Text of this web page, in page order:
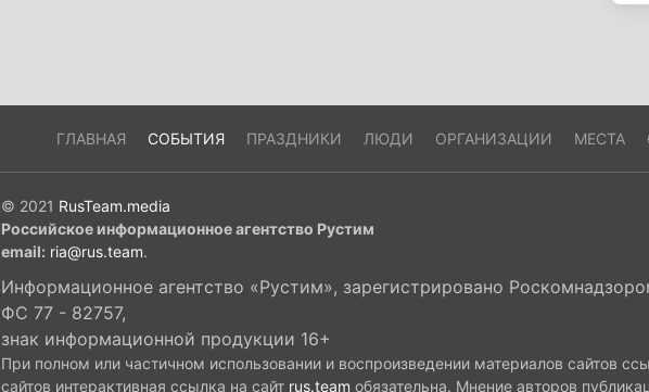
ГЛАВНАЯ СОБЫТИЯ ПРАЗДНИКИ ЛЮДИ ОРГАНИЗАЦИИ МЕСТА
© 2021 RusTeam.media
Российское информационное агентство Рустим
email: ria@rus.team.
Информационное агентство «Рустим», зарегистрировано
ФС 77 - 82757,
знак информационной продукции 16+
При полном или частичном использовании и воспроизведении материалов сайтов
сайтов интерактивная ссылка на сайт rus.team обязательна. Мнение авторов